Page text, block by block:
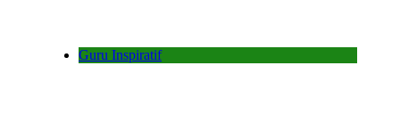
Guru Inspiratif